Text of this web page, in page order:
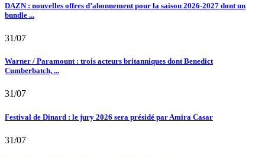
DAZN : nouvelles offres d’abonnement pour la saison 2026-2027 dont un
bundle ...
31/07
Warner / Paramount : trois acteurs britanniques dont Benedict
Cumberbatch, ...
31/07
Festival de Dinard : le jury 2026 sera présidé par Amira Casar
31/07